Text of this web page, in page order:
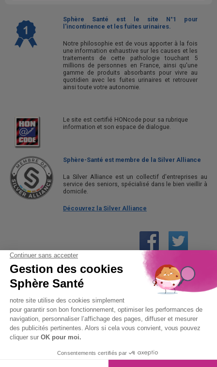
Sphère Santé est le site N°1 pour
l'incontinence et les fuites urinaires.
Notre philosophie est de vous apporter à la fois
une information exhaustive sur les causes et les
traitements de cette pathologie touchant 5
millions de personnes en France, ainsi qu'une
gamme de produits absorbants pour vivre au
quotidien avec les fuites urinaires et retrouver
ainsi toute votre autonomie.
Le site est certifié HONcode pour sa rubrique
information et son espace de dialogue.
Sphère-Santé est membre de la Silver Alliance
La Silver Alliance est un collectif d'entreprises au
service des seniors, spécialisé dans le bien vieillir à
domicile.
Découvrez la Silver Alliance
01 61 30 15 94
(prix d’un appel local)
CONTACTEZ-NOUS
SPHÈRE-SANTÉ © 2026